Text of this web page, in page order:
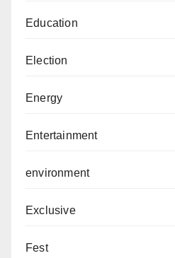
Education
Election
Energy
Entertainment
environment
Exclusive
Fest